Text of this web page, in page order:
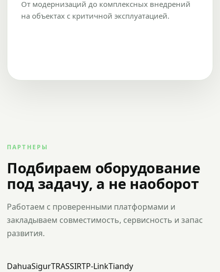
От модернизаций до комплексных внедрений
на объектах с критичной эксплуатацией.
ПАРТНЕРЫ
Подбираем оборудование
под задачу, а не наоборот
Работаем с проверенными платформами и
закладываем совместимость, сервисность и запас
развития.
DahuaSigurTRASSIRTP-LinkTiandy